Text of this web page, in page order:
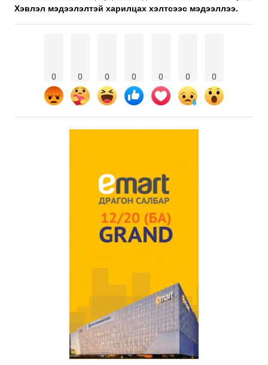
Хэвлэл мэдээлэлтэй харилцах хэлтсээс мэдээллээ.
0 0 0 0 0 0 0